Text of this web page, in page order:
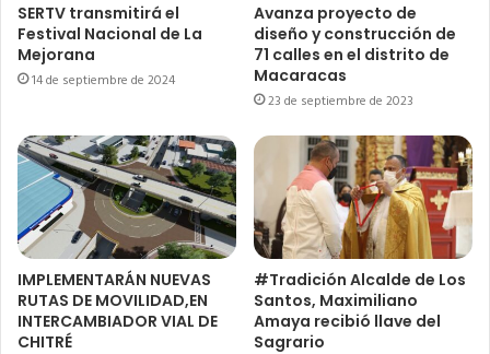
SERTV transmitirá el
Festival Nacional de La
Mejorana
14 de septiembre de 2024
Avanza proyecto de
diseño y construcción de
71 calles en el distrito de
Macaracas
23 de septiembre de 2023
IMPLEMENTARÁN NUEVAS
RUTAS DE MOVILIDAD,EN
INTERCAMBIADOR VIAL DE
CHITRÉ
#Tradición Alcalde de Los
Santos, Maximiliano
Amaya recibió llave del
Sagrario